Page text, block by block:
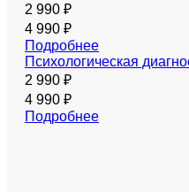
2 990 ₽
4 990 ₽
Подробнее
Психологическая
2 990 ₽
4 990 ₽
Подробнее